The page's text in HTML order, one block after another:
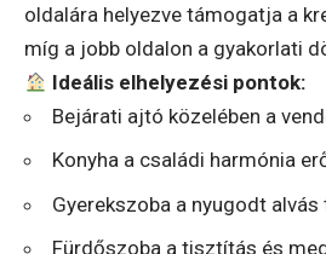
oldalára helyezve támogatja a
míg a jobb oldalon a gyakorlati
Ideális elhelyezési pontok:
Bejárati ajtó közelében a
Konyha a családi harmónia
Gyerekszoba a nyugodt
Fürdőszoba a tisztítás és